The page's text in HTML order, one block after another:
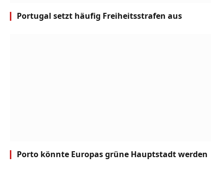
Portugal setzt häufig Freiheitsstrafen aus
Porto könnte Europas grüne Hauptstadt werden